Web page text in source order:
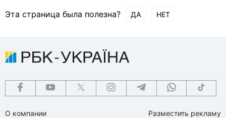
Эта страница была полезна? ДА НЕТ
О компании
Разместить рекламу